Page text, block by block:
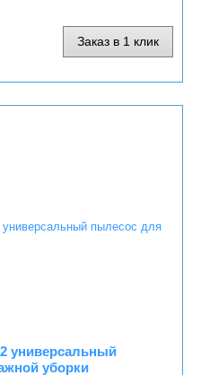
Заказ в 1 клик
универсальный
уборки